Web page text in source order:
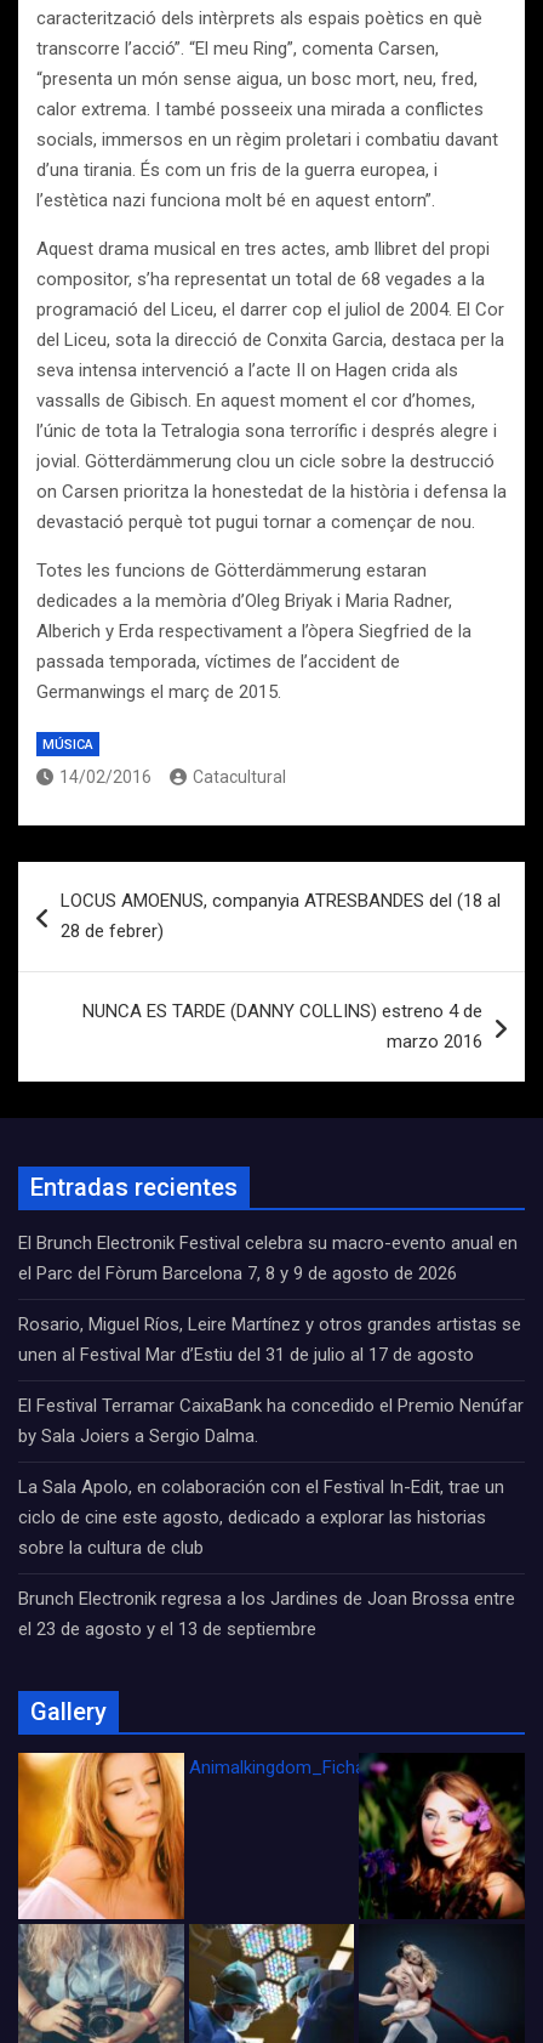
caracterització dels intèrprets als espais poètics en què
transcorre l’acció”. “El meu Ring”, comenta Carsen,
“presenta un món sense aigua, un bosc mort, neu, fred,
calor extrema. I també posseeix una mirada a conflictes
socials, immersos en un règim proletari i combatiu davant
d’una tirania. És com un fris de la guerra europea, i
l’estètica nazi funciona molt bé en aquest entorn”.
Aquest drama musical en tres actes, amb llibret del propi
compositor, s’ha representat un total de 68 vegades a la
programació del Liceu, el darrer cop el juliol de 2004. El Cor
del Liceu, sota la direcció de Conxita Garcia, destaca per la
seva intensa intervenció a l’acte II on Hagen crida als
vassalls de Gibisch. En aquest moment el cor d’homes,
l’únic de tota la Tetralogia sona terrorífic i després alegre i
jovial. Götterdämmerung clou un cicle sobre la destrucció
on Carsen prioritza la honestedat de la història i defensa la
devastació perquè tot pugui tornar a començar de nou.
Totes les funcions de Götterdämmerung estaran
dedicades a la memòria d’Oleg Briyak i Maria Radner,
Alberich y Erda respectivament a l’òpera Siegfried de la
passada temporada, víctimes de l’accident de
Germanwings el març de 2015.
MÚSICA
14/02/2016 Catacultural
de
LOCUS AMOENUS, companyia ATRESBANDES del (18 al
28 de febrer)
NUNCA ES TARDE (DANNY COLLINS) estreno 4 de
marzo 2016
Entradas recientes
El Brunch Electronik Festival celebra su macro-evento anual en
el Parc del Fòrum Barcelona 7, 8 y 9 de agosto de 2026
Rosario, Miguel Ríos, Leire Martínez y otros grandes artistas se
unen al Festival Mar d’Estiu del 31 de julio al 17 de agosto
El Festival Terramar CaixaBank ha concedido el Premio Nenúfar
by Sala Joiers a Sergio Dalma.
La Sala Apolo, en colaboración con el Festival In-Edit, trae un
ciclo de cine este agosto, dedicado a explorar las historias
sobre la cultura de club
Brunch Electronik regresa a los Jardines de Joan Brossa entre
el 23 de agosto y el 13 de septiembre
Gallery
Animalkingdom_FichaCine